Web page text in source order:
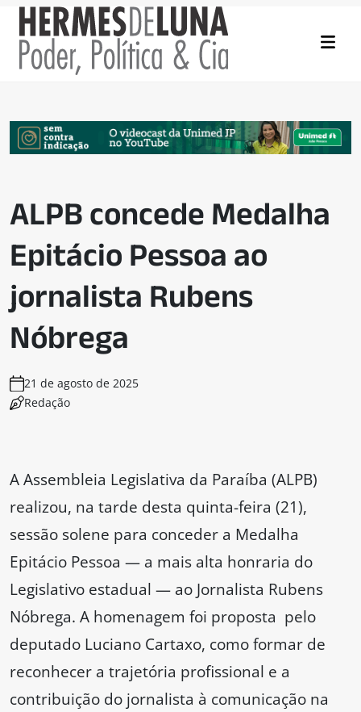
ALPB concede Medalha
Epitácio Pessoa ao
jornalista Rubens
Nóbrega
21 de agosto de 2025
Redação
A Assembleia Legislativa da Paraíba (ALPB)
realizou, na tarde desta quinta-feira (21),
sessão solene para conceder a Medalha
Epitácio Pessoa — a mais alta honraria do
Legislativo estadual — ao Jornalista Rubens
Nóbrega. A homenagem foi proposta pelo
deputado Luciano Cartaxo, como formar de
reconhecer a trajetória profissional e a
contribuição do jornalista à comunicação na